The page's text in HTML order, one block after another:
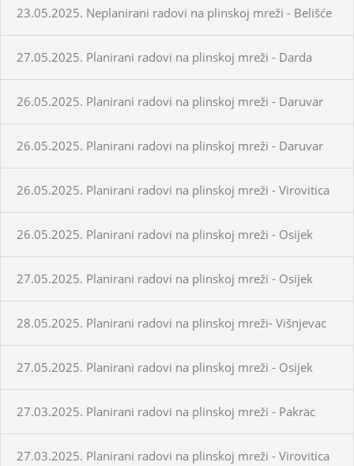
23.05.2025. Neplanirani radovi na plinskoj mreži - Belišće
27.05.2025. Planirani radovi na plinskoj mreži - Darda
26.05.2025. Planirani radovi na plinskoj mreži - Daruvar
26.05.2025. Planirani radovi na plinskoj mreži - Daruvar
26.05.2025. Planirani radovi na plinskoj mreži - Virovitica
26.05.2025. Planirani radovi na plinskoj mreži - Osijek
27.05.2025. Planirani radovi na plinskoj mreži - Osijek
28.05.2025. Planirani radovi na plinskoj mreži- Višnjevac
27.05.2025. Planirani radovi na plinskoj mreži - Osijek
27.03.2025. Planirani radovi na plinskoj mreži - Pakrac
27.03.2025. Planirani radovi na plinskoj mreži - Virovitica